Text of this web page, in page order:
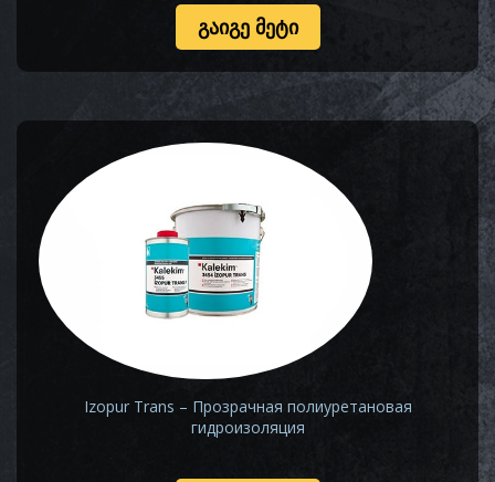
ᲒᲐᲘᲒᲔ ᲛᲔᲢᲘ
Izopur Trans – Прозрачная полиуретановая
гидроизоляция